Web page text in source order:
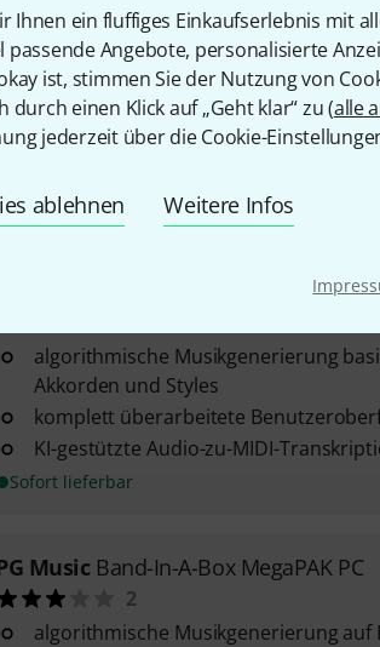
Ihnen ein fluffiges Einkaufserlebnis mit
passende Angebote, personalisierte
ist, stimmen Sie der Nutzung von
einen Klick auf „Geht klar“ zu (alle
jederzeit über die Cookie-
ablehnen Weitere Infos
1
algorithmische Musikgenerierung
Akkorden und Styles
über 4900 RealTracks und RealDrums
Performances
Download-Lizenz
Band-in-a-Box UltraPAK Mac
algorithmische Musikgenerierung
Akkorden und Styles
komplett überarbeitete
KI-gestützte Audio-zu-MIDI-
Sofort lieferbar
Music Band-In-A-Box MegaPAK PC
2
algorithmische Musikgenerierung auf